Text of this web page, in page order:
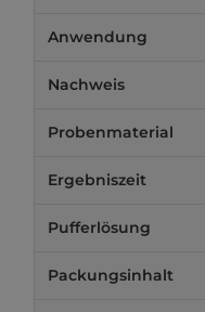
Anwendung
Nachweis
Probenmaterial
Ergebniszeit
Pufferlösung
Packungsinhalt